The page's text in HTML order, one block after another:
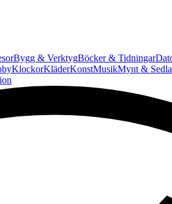
Bygg & VerktygBöcker & Tidningar
KlockorKläderKonstMusikMynt &